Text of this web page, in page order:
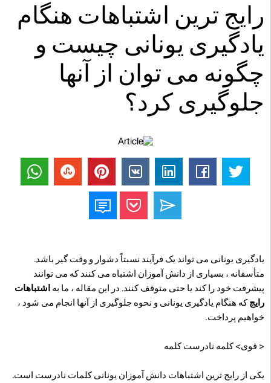
رایج ترین اشتباهات هنگام
یادگیری یونانی چیست و
چگونه می توان از آنها
جلوگیری کرد؟
یادگیری یونانی می تواند یک فرآیند نسبتاً دشوار و وقت گیر باشد.
متأسفانه ، بسیاری از دانش آموزان اشتباه می کنند که می توانند
پیشرفت خود را کند یا حتی متوقف کنند. در این مقاله ، ما به اشتباهات
رایجکه هنگام یادگیری یونانی و نحوه جلوگیری از آنها انجام می شود ،
خواهیم پرداخت.
< قوی> کلمه نادرست کلمه
یکی از رایج ترین اشتباهات دانش آموزان یونانی کلمات نادرست است.